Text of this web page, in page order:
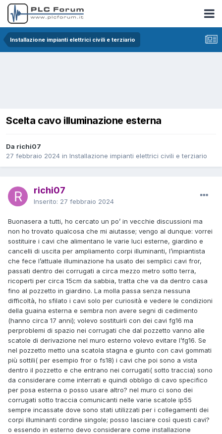
Installazione impianti elettrici civili e terziario
Scelta cavo illuminazione esterna
Da richi07
27 febbraio 2024 in Installazione impianti elettrici civili e terziario
richi07
Inserito: 27 febbraio 2024
Buonasera a tutti, ho cercato un po’ in vecchie discussioni ma
non ho trovato qualcosa che mi aiutasse; vengo al dunque: vorrei
sostituire i cavi che alimentano le varie luci esterne, giardino e
cancelli di uscita per ampliamento corpi illuminanti, l’impiantista
che fece l’attuale illuminazione ha usato dei semplici cavi fror,
passati dentro dei corrugati a circa mezzo metro sotto terra,
ricoperti per circa 15cm da sabbia, tratta che va da dentro casa
fino al pozzetto in giardino. La molla passa senza nessuna
difficoltà, ho sfilato i cavi solo per curiosità e vedere le condizioni
della guaina esterna e sembra non avere segni di cedimento
(hanno circa 17 anni); volevo sostituirli con dei cavi fg16 ma
perproblemi di spazio nei corrugati che dal pozzetto vanno alle
scatole di derivazione nel muro esterno volevo evitare l’fg16. Se
nel pozzetto metto una scatola stagna e giunto con cavi gommati
più sottili( per esempio fror o fs18) i cavi che poi sono a vista
dentro il pozzetto e che entrano nei corrugati( sotto traccia) sono
da considerare come interrati e quindi obbligo di cavo specifico
per posa esterna o posso usare altro? nel muro ci sono dei
corrugati sotto traccia comunicanti nelle varie scatole ip55
sempre incassate dove sono stati utilizzati per i collegamenti dei
corpi illuminanti cordine singole; posso lasciare così questi cavi?
o essendo in esterno devo considerare come installazione